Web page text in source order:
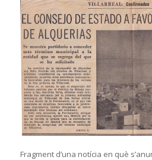
Fragment d’una notícia en què